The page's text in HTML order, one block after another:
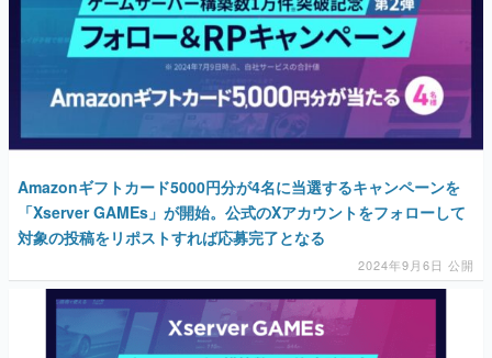
Amazonギフトカード5000円分が4名に当選するキャンペーンを
「Xserver GAMEs」が開始。公式のXアカウントをフォローして
対象の投稿をリポストすれば応募完了となる
2024年9月6日 公開